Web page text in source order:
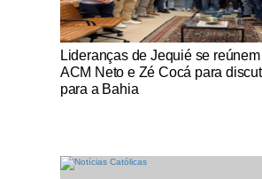
Notícias Católicas
Lideranças de Jequié se
ACM Neto e Zé Cocá para
para a Bahia